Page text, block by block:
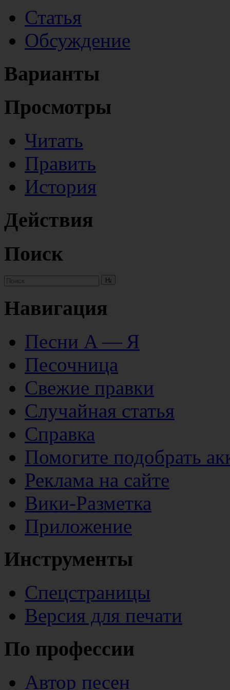
Статья
Обсуждение
Варианты
Просмотры
Читать
Править
История
Действия
Поиск
Навигация
Песни А — Я
Песочница
Свежие правки
Случайная статья
Справка
Помогите подобрать
Реклама на сайте
Вики-Разметка
Приложение
Инструменты
Спецстраницы
Версия для печати
По профессии
Автор песен